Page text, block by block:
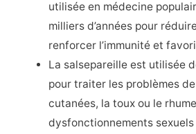
utilisée en médecine
milliers d’années pour
renforcer l’immunité et
La salsepareille est utilisée
pour traiter les problèmes
cutanées, la toux ou le
dysfonctionnements sexuels